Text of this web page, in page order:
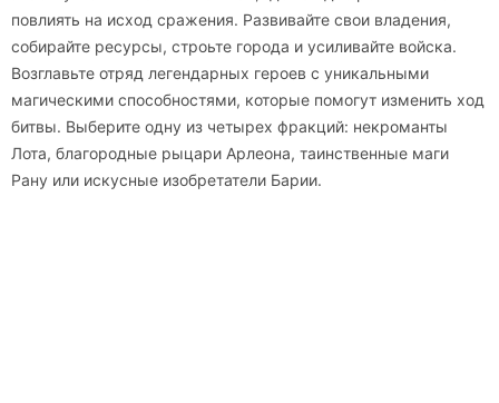
повлиять на исход сражения. Развивайте свои владения,
собирайте ресурсы, строьте города и усиливайте войска.
Возглавьте отряд легендарных героев с уникальными
магическими способностями, которые помогут изменить ход
битвы. Выберите одну из четырех фракций: некроманты
Лота, благородные рыцари Арлеона, таинственные маги
Рану или искусные изобретатели Барии.